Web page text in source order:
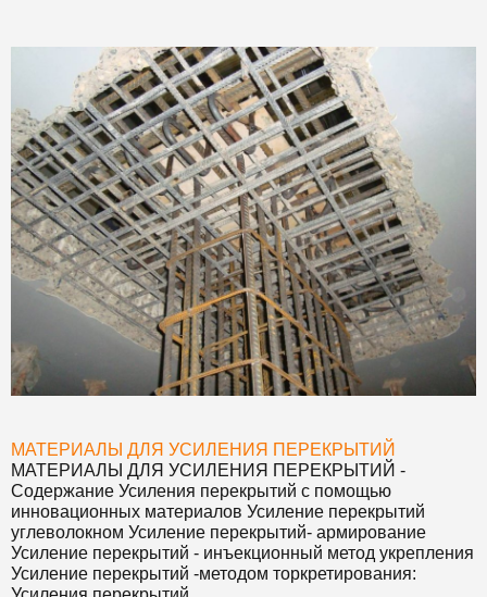
МАТЕРИАЛЫ ДЛЯ УСИЛЕНИЯ ПЕРЕКРЫТИЙ
МАТЕРИАЛЫ ДЛЯ УСИЛЕНИЯ ПЕРЕКРЫТИЙ -
Содержание Усиления перекрытий с помощью
инновационных материалов Усиление перекрытий
углеволокном Усиление перекрытий- армирование
Усиление перекрытий - инъекционный метод укрепления
Усиление перекрытий -методом торкретирования: